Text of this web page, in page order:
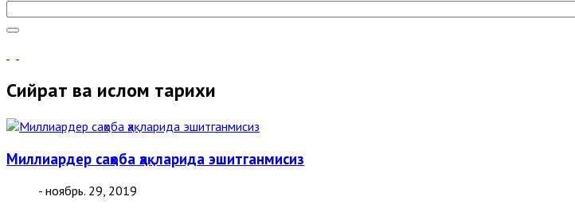
Сийрат ва ислом тарихи
Миллиардер саҳоба ҳақларида эшитганмисиз
- ноябрь. 29, 2019